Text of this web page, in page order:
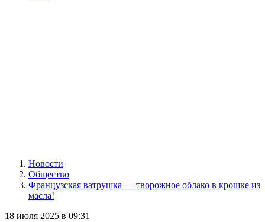
Новости
Общество
Французская ватрушка — творожное облако в крошке из
масла!
18 июля 2025 в 09:31